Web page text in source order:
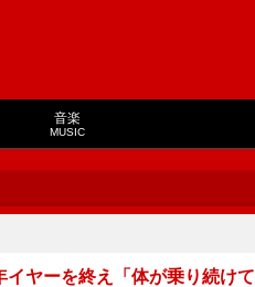
音楽
MUSIC
ヤーを終え「体が乗り続けて